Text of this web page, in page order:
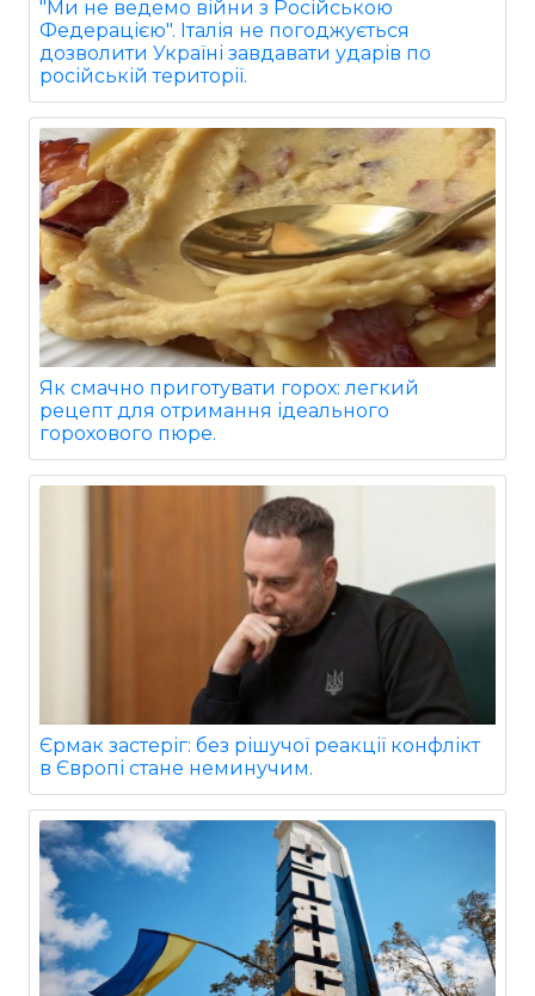
"Ми не ведемо війни з Російською
Федерацією". Італія не погоджується
дозволити Україні завдавати ударів по
російській території.
Як смачно приготувати горох: легкий
рецепт для отримання ідеального
горохового пюре.
Єрмак застеріг: без рішучої реакції конфлікт
в Європі стане неминучим.